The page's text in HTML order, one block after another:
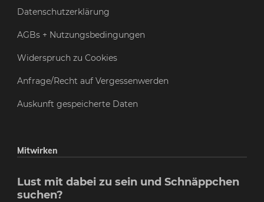
Datenschutzerklärung
AGBs + Nutzungsbedingungen
Widerspruch zu Cookies
Anfrage/Recht auf Vergessenwerden
Auskunft gespeicherte Daten
Mitwirken
Lust mit dabei zu sein und Schnäppchen
suchen?